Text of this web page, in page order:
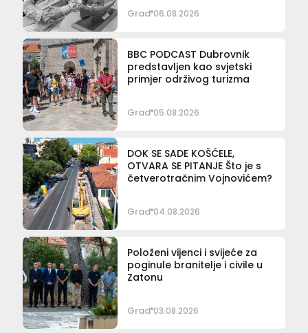
Grad 06.08.2026
BBC PODCAST Dubrovnik
predstavljen kao svjetski
primjer održivog turizma
Grad 05.08.2026
DOK SE SADE KOŠĆELE,
OTVARA SE PITANJE Što je s
četverotračnim Vojnovićem?
Grad 04.08.2026
Položeni vijenci i svijeće za
poginule branitelje i civile u
Zatonu
Grad 03.08.2026